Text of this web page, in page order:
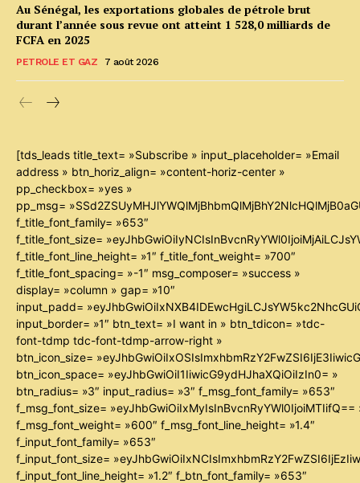
Au Sénégal, les exportations globales de pétrole brut
durant l’année sous revue ont atteint 1 528,0 milliards de
FCFA en 2025
PETROLE ET GAZ 7 août 2026
[tds_leads title_text= »Subscribe » input_placeholder= »Email
address » btn_horiz_align= »content-horiz-center »
pp_checkbox= »yes »
pp_msg=
f_title_font_family= »653″
f_title_font_size=
f_title_font_line_height= »1″ f_title_font_weight= »700″
f_title_font_spacing= »-1″ msg_composer= »success »
display= »column » gap= »10″
input_padd=
input_border= »1″ btn_text= »I want in » btn_tdicon= »tdc-
font-tdmp tdc-font-tdmp-arrow-right »
btn_icon_size=
btn_icon_space= »eyJhbGwiOiI1IiwicG9ydHJhaXQiOiIzIn0= »
btn_radius= »3″ input_radius= »3″ f_msg_font_family= »653″
f_msg_font_size= »eyJhbGwiOiIxMyIsInBvcnRyYWl0IjoiMTIifQ==
f_msg_font_weight= »600″ f_msg_font_line_height= »1.4″
f_input_font_family= »653″
f_input_font_size=
f_input_font_line_height= »1.2″ f_btn_font_family= »653″